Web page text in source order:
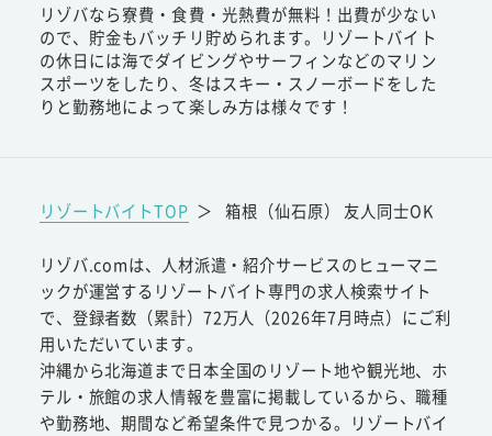
リゾバなら寮費・食費・光熱費が無料！出費が少ない
ので、貯金もバッチリ貯められます。リゾートバイト
の休日には海でダイビングやサーフィンなどのマリン
スポーツをしたり、冬はスキー・スノーボードをした
りと勤務地によって楽しみ方は様々です！
リゾートバイトTOP ＞ 箱根（仙石原） 友人同士OK
リゾバ.comは、人材派遣・紹介サービスのヒューマニ
ックが運営するリゾートバイト専門の求人検索サイト
で、登録者数（累計）72万人（2026年7月時点）にご利
用いただいています。
沖縄から北海道まで日本全国のリゾート地や観光地、ホ
テル・旅館の求人情報を豊富に掲載しているから、職種
や勤務地、期間など希望条件で見つかる。リゾートバイ